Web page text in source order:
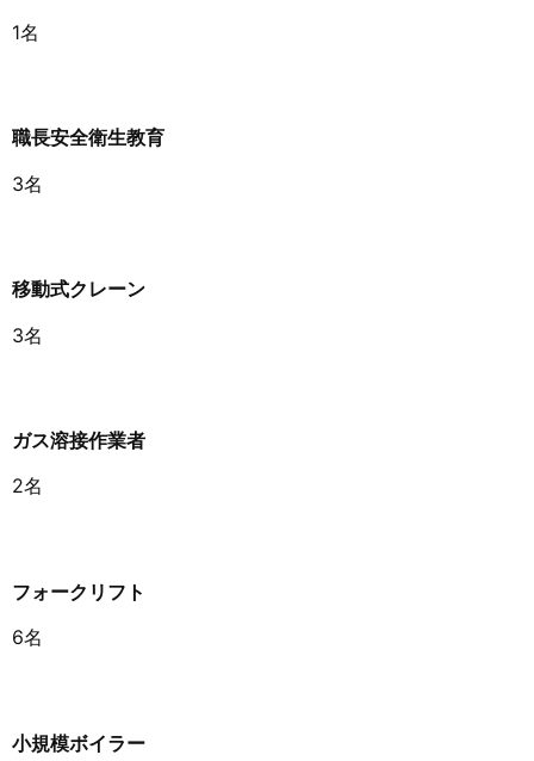
1名
職長安全衛生教育
3名
移動式クレーン
3名
ガス溶接作業者
2名
フォークリフト
6名
小規模ボイラー